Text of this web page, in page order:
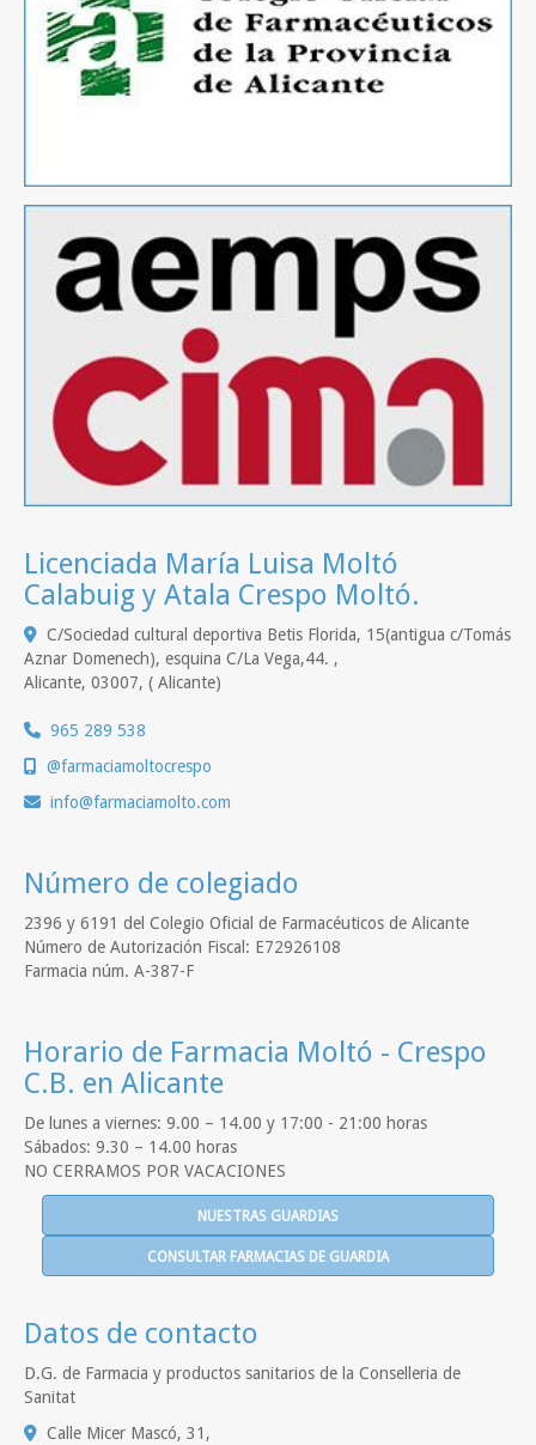
Licenciada María Luisa Moltó
Calabuig y Atala Crespo Moltó.
C/Sociedad cultural deportiva Betis Florida, 15(antigua c/Tomás
Aznar Domenech), esquina C/La Vega,44. ,
Alicante, 03007, ( Alicante)
965 289 538
@farmaciamoltocrespo
info
farmaciamolto.com
Número de colegiado
2396 y 6191 del Colegio Oficial de Farmacéuticos de Alicante
Número de Autorización Fiscal: E72926108
Farmacia núm. A-387-F
Horario de Farmacia Moltó - Crespo
C.B. en Alicante
De lunes a viernes: 9.00 – 14.00 y 17:00 - 21:00 horas
Sábados: 9.30 – 14.00 horas
NO CERRAMOS POR VACACIONES
NUESTRAS GUARDIAS
CONSULTAR FARMACIAS DE GUARDIA
Datos de contacto
D.G. de Farmacia y productos sanitarios de la Conselleria de
Sanitat
Calle Micer Mascó, 31,